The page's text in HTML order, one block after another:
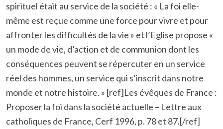
spirituel était au service de la société : « La foi elle-
même est reçue comme une force pour vivre et pour
affronter les difficultés de la vie » et l’Eglise propose «
un mode de vie, d’action et de communion dont les
conséquences peuvent se répercuter en un service
réel des hommes, un service qui s’inscrit dans notre
monde et notre histoire. » [ref]Les évêques de France :
Proposer la foi dans la société actuelle – Lettre aux
catholiques de France, Cerf 1996, p. 78 et 87.[/ref]